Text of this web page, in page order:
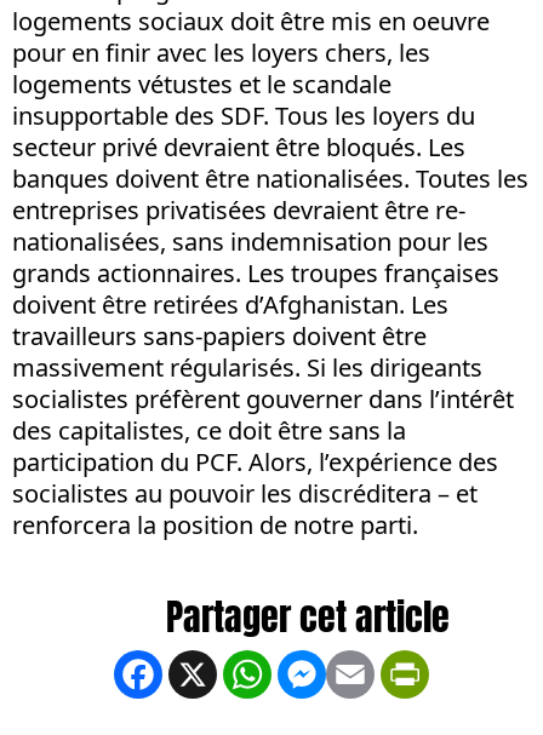
logements sociaux doit être mis en oeuvre
pour en finir avec les loyers chers, les
logements vétustes et le scandale
insupportable des SDF. Tous les loyers du
secteur privé devraient être bloqués. Les
banques doivent être nationalisées. Toutes les
entreprises privatisées devraient être re-
nationalisées, sans indemnisation pour les
grands actionnaires. Les troupes françaises
doivent être retirées d’Afghanistan. Les
travailleurs sans-papiers doivent être
massivement régularisés. Si les dirigeants
socialistes préfèrent gouverner dans l’intérêt
des capitalistes, ce doit être sans la
participation du PCF. Alors, l’expérience des
socialistes au pouvoir les discréditera – et
renforcera la position de notre parti.
Facebook
X WhatsApp
Messenger
Email